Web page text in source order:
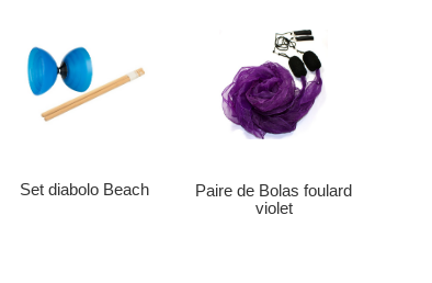
Set diabolo Beach
Paire de Bolas foulard
violet